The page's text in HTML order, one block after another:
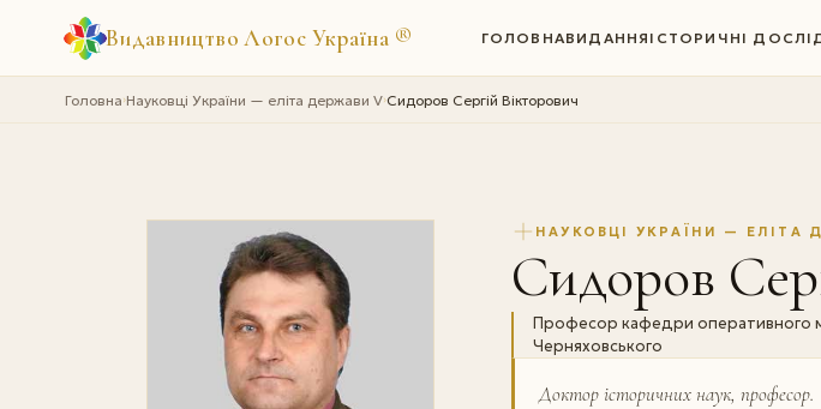
Видавництво Логос Україна ® ГОЛОВНАВИДАННЯ ІСТОРИЧНІ
Головна›Науковці України — еліта держави V›Сидоров Сергій Вікторович
НАУКОВЦІ УКРАЇНИ — ЕЛІТА
Сидоров
Професор кафедри оперативного
Черняховського
Доктор історичних наук, професор.